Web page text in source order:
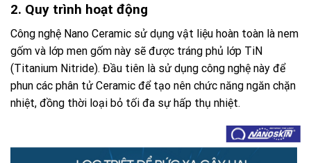
2. Quy trình hoạt động
Công nghệ Nano Ceramic sử dụng vật liệu hoàn toàn là nem
gốm và lớp men gốm này sẽ được tráng phủ lớp TiN
(Titanium Nitride). Đầu tiên là sử dụng công nghệ này để
phun các phân tử Ceramic để tạo nên chức năng ngăn chặn
nhiệt, đồng thời loại bỏ tối đa sự hấp thụ nhiệt.